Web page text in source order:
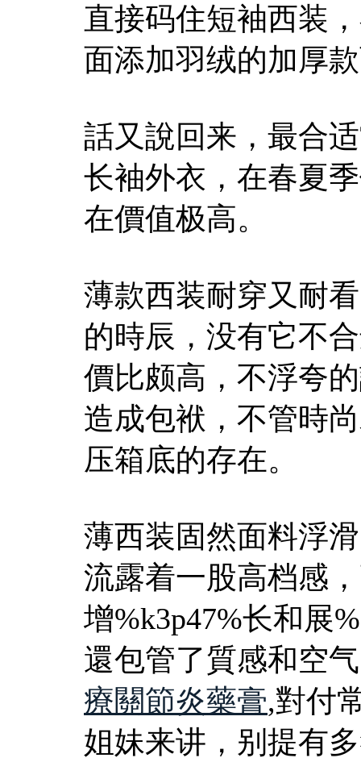
直接码住短袖西装
面添加羽绒的加厚
話又說回来，最合
长袖外衣，在春夏
在價值极高。
薄款西装耐穿又耐
的時辰，没有它不
價比颇高，不浮夸
造成包袱，不管時
压箱底的存在。
薄西装固然面料浮
流露着一股高档感
增%k3p47%长和展
還包管了質感和空
療關節炎藥膏,對付
姐妹来讲，别提有